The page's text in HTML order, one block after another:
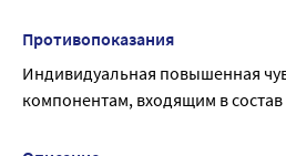
Защитное покрытие: материал
Противопоказания
Индивидуальная повышенная
компонентам, входящим в